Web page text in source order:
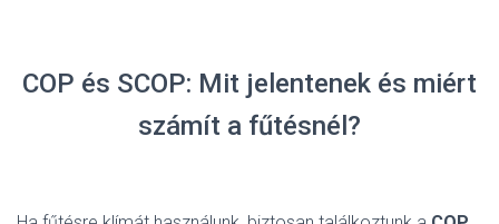
COP és SCOP: Mit jelentenek és miért
számít a fűtésnél?